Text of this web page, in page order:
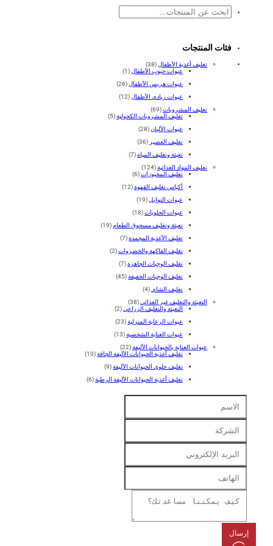
فئات المنتجات
تغليف أغذية الأطفال(38)
عبوات حبوب الأطفال(1)
عبوات هريس الأطفال(26)
عبوات زبادي الأطفال (12)
تغليف المشروبات(69)
تغليف المشروبات الكحولية(5)
عبوات الألبان(28)
تغليف العصير(36)
تعبئة وتغليف المياه(7)
تغليف المواد الغذائية(124)
تغليف المخبوزات(6)
أكياس تغليف القهوة(12)
عبوات التوابل(19)
عبوات الحلويات(18)
تعبئة وتغليف مسحوق الطعام(19)
تغليف الأغذية المجمدة(7)
تغليف الفاكهة والخضروات(2)
تغليف الوجبات الجاهزة(7)
تغليف الوجبات الخفيفة(45)
تغليف الشاي(4)
التعبئة والتغليف غير الغذائي(38)
التعبئة والتغليف الزراعي (2)
عبوات الرعاية المنزلية(23)
عبوات العناية الشخصية(13)
عبوات العناية بالحيوانات الأليفة(22)
تغليف أغذية الحيوانات الأليفة الجافة(10)
تغليف حلوى الحيوانات الأليفة(9)
تغليف أغذية الحيوانات الأليفة الرطبة(6)